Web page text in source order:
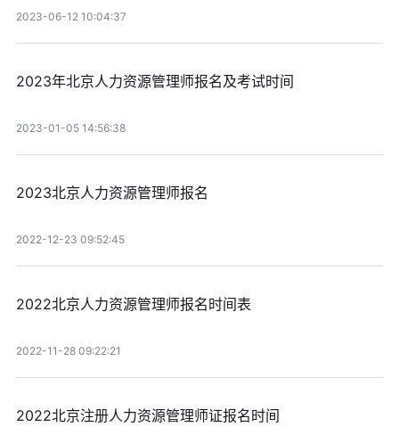
2023-06-12 10:04:37
2023年北京人力资源管理师报名及考试时间
2023-01-05 14:56:38
2023北京人力资源管理师报名
2022-12-23 09:52:45
2022北京人力资源管理师报名时间表
2022-11-28 09:22:21
2022北京注册人力资源管理师证报名时间